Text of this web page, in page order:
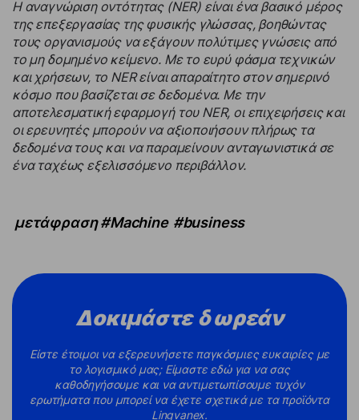
Η αναγνώριση οντότητας (NER) είναι ένα βασικό μέρος
της επεξεργασίας της φυσικής γλώσσας, βοηθώντας
τους οργανισμούς να εξάγουν πολύτιμες γνώσεις από
το μη δομημένο κείμενο. Με το ευρύ φάσμα τεχνικών
και χρήσεων, το NER είναι απαραίτητο στον σημερινό
κόσμο που βασίζεται σε δεδομένα. Με την
αποτελεσματική εφαρμογή του NER, οι επιχειρήσεις και
οι ερευνητές μπορούν να αξιοποιήσουν πλήρως τα
δεδομένα τους και να παραμείνουν ανταγωνιστικά σε
ένα ταχέως εξελισσόμενο περιβάλλον.
μετάφραση #Machine #business
Δοκιμάστε δωρεάν
Είστε έτοιμοι να εξερευνήσετε παγκόσμιες ευκαιρίες με
το λογισμικό μας; Είμαστε εδώ για να σας
καθοδηγήσουμε και να αντιμετωπίσουμε τυχόν
ερωτήματα που μπορεί να έχετε σχετικά με τα προϊόντα
Lingvanex.